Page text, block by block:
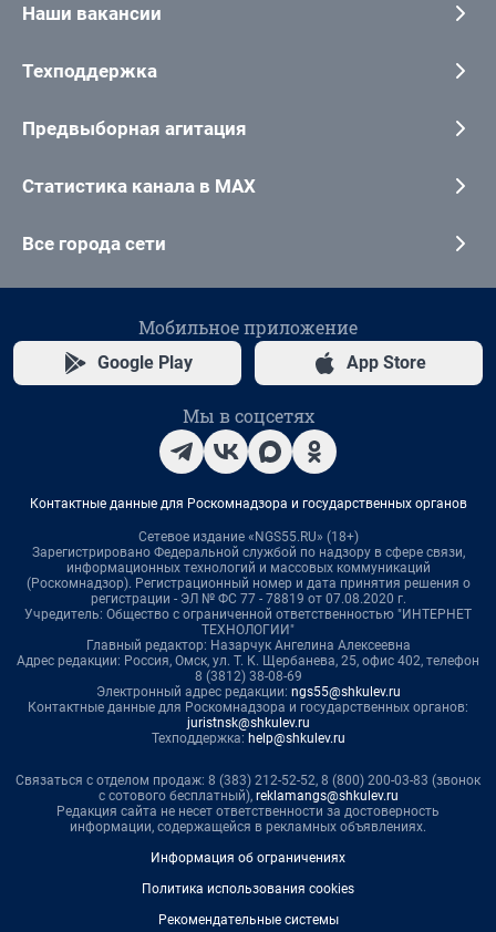
Наши вакансии
Техподдержка
Предвыборная агитация
Статистика канала в MAX
Все города сети
Мобильное приложение
Google Play App Store
Мы в соцсетях
Контактные данные для Роскомнадзора и государственных органов
Сетевое издание «NGS55.RU» (18+)
Зарегистрировано Федеральной службой по надзору в сфере связи,
информационных технологий и массовых коммуникаций
(Роскомнадзор). Регистрационный номер и дата принятия решения о
регистрации - ЭЛ № ФС 77 - 78819 от 07.08.2020 г.
Учредитель: Общество с ограниченной ответственностью "ИНТЕРНЕТ
ТЕХНОЛОГИИ"
Главный редактор: Назарчук Ангелина Алексеевна
Адрес редакции: Россия, Омск, ул. Т. К. Щербанева, 25, офис 402, телефон
8 (3812) 38-08-69
Электронный адрес редакции: ngs55@shkulev.ru
Контактные данные для Роскомнадзора и государственных органов:
juristnsk@shkulev.ru
Техподдержка: help@shkulev.ru
Связаться с отделом продаж: 8 (383) 212-52-52, 8 (800) 200-03-83 (звонок
с сотового бесплатный), reklamangs@shkulev.ru
Редакция сайта не несет ответственности за достоверность
информации, содержащейся в рекламных объявлениях.
Информация об ограничениях
Политика использования cookies
Рекомендательные системы